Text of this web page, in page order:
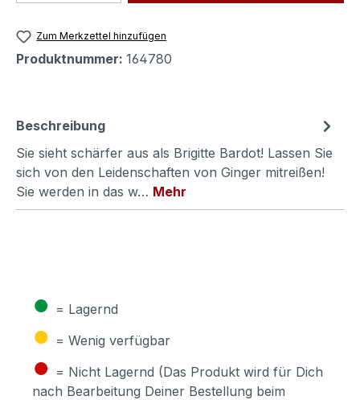
Zum Merkzettel hinzufügen
Produktnummer: 164780
Beschreibung
Sie sieht schärfer aus als Brigitte Bardot! Lassen Sie
sich von den Leidenschaften von Ginger mitreißen!
Sie werden in das w… Mehr
● = Lagernd
● = Wenig verfügbar
● = Nicht Lagernd (Das Produkt wird für Dich
nach Bearbeitung Deiner Bestellung beim